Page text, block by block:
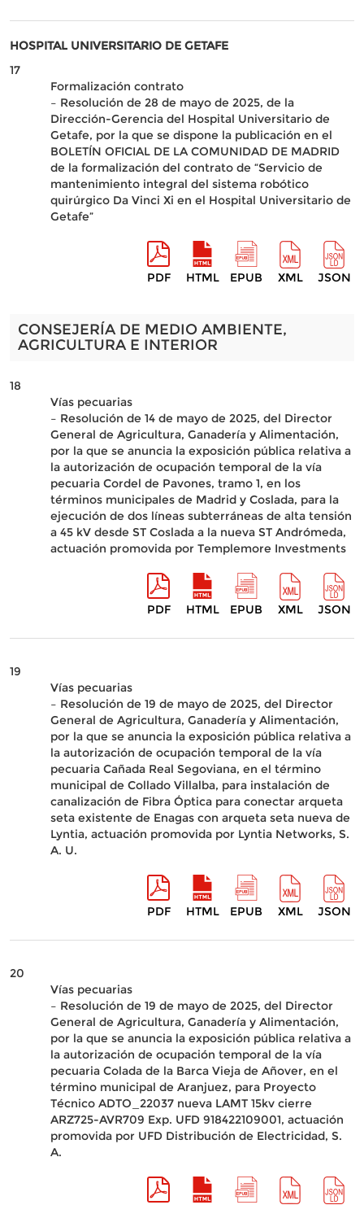
HOSPITAL UNIVERSITARIO DE GETAFE
17
Formalización contrato
– Resolución de 28 de mayo de 2025, de la
Dirección-Gerencia del Hospital Universitario de
Getafe, por la que se dispone la publicación en el
BOLETÍN OFICIAL DE LA COMUNIDAD DE MADRID
de la formalización del contrato de “Servicio de
mantenimiento integral del sistema robótico
quirúrgico Da Vinci Xi en el Hospital Universitario de
Getafe”
PDF HTML EPUB XML JSON
CONSEJERÍA DE MEDIO AMBIENTE,
AGRICULTURA E INTERIOR
18
Vías pecuarias
– Resolución de 14 de mayo de 2025, del Director
General de Agricultura, Ganadería y Alimentación,
por la que se anuncia la exposición pública relativa a
la autorización de ocupación temporal de la vía
pecuaria Cordel de Pavones, tramo 1, en los
términos municipales de Madrid y Coslada, para la
ejecución de dos líneas subterráneas de alta tensión
a 45 kV desde ST Coslada a la nueva ST Andrómeda,
actuación promovida por Templemore Investments
PDF HTML EPUB XML JSON
19
Vías pecuarias
– Resolución de 19 de mayo de 2025, del Director
General de Agricultura, Ganadería y Alimentación,
por la que se anuncia la exposición pública relativa a
la autorización de ocupación temporal de la vía
pecuaria Cañada Real Segoviana, en el término
municipal de Collado Villalba, para instalación de
canalización de Fibra Óptica para conectar arqueta
seta existente de Enagas con arqueta seta nueva de
Lyntia, actuación promovida por Lyntia Networks, S.
A. U.
PDF HTML EPUB XML JSON
20
Vías pecuarias
– Resolución de 19 de mayo de 2025, del Director
General de Agricultura, Ganadería y Alimentación,
por la que se anuncia la exposición pública relativa a
la autorización de ocupación temporal de la vía
pecuaria Colada de la Barca Vieja de Añover, en el
término municipal de Aranjuez, para Proyecto
Técnico ADTO_22037 nueva LAMT 15kv cierre
ARZ725-AVR709 Exp. UFD 918422109001, actuación
promovida por UFD Distribución de Electricidad, S.
A.